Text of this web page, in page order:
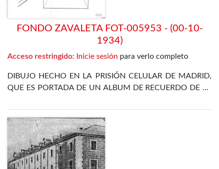
FONDO ZAVALETA FOT-005953 - (00-10-
1934)
Acceso restringido: Inicie sesión para verlo completo
DIBUJO HECHO EN LA PRISIÓN CELULAR DE MADRID,
QUE ES PORTADA DE UN ALBUM DE RECUERDO DE LA
REVOLUCIÓN DE OCTUBRE DE 1934